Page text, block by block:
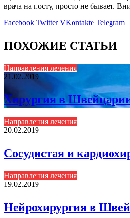
врача на посту, просто не бывает.
Facebook Twitter VKontakte Telegram
ПОХОЖИЕ СТАТЬИ
Направления лечения
21.02.2019
Хирургия в
Направления лечения
20.02.2019
Сосудистая и
Направления лечения
19.02.2019
Нейрохирургия в